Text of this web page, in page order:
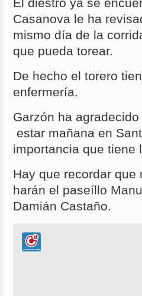
Casanova le ha
mismo día de la
que pueda torear.
De hecho el torero
enfermería.
Garzón ha
estar mañana en
importancia que tiene
Hay que recordar
harán el paseíllo
Damián Castaño.